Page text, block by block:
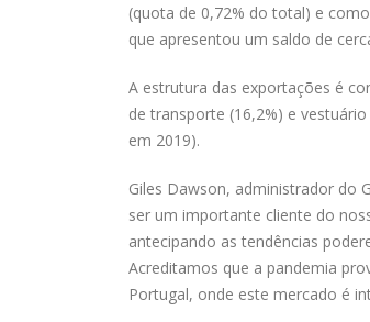
(quota de 0,72% do total) e
que apresentou um saldo de
A estrutura das exportações é
de transporte (16,2%) e
em 2019).
Giles Dawson, administrador do
ser um importante cliente do
antecipando as tendências
Acreditamos que a pandemia
Portugal, onde este mercado é